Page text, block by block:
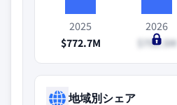
2025
$772.7M
2026
$792.5M
地域別シェア